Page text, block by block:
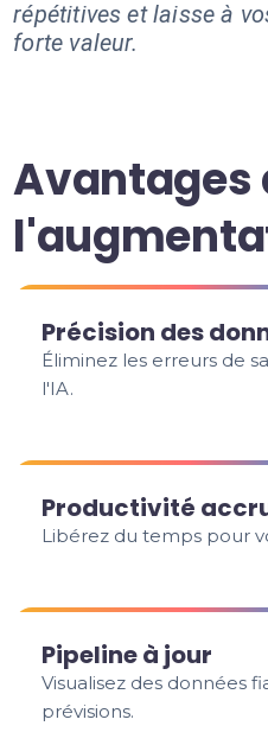
répétitives et laisse à
forte valeur.
Avantages
Précision des
Éliminez les erreurs de
l'IA.
Productivité
Libérez du temps pour
Pipeline à jour
Visualisez des données
prévisions.